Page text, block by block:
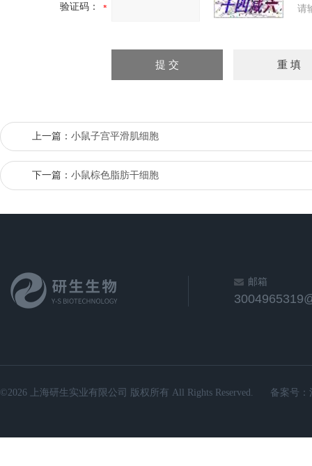
验证码： 请
上一篇： 小鼠子宫平滑肌细胞
下一篇： 小鼠棕色脂肪干细胞
邮箱
©2026 上海研生实业有限公司 版权所有 All Rights Reserved. 备案号：